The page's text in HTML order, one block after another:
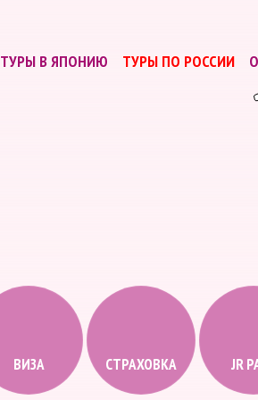
ТУРЫ В ЯПОНИЮ ТУРЫ ПО РОССИИ
ВИЗА СТРАХОВКА JR